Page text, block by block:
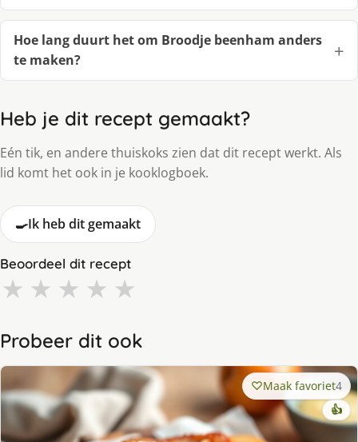
Hoe lang duurt het om Broodje beenham anders
te maken?
Heb je dit recept gemaakt?
Eén tik, en andere thuiskoks zien dat dit recept werkt. Als
lid komt het ook in je kooklogboek.
🍳Ik heb dit gemaakt
Beoordeel dit recept
★ ★ ★ ★ ★
Probeer dit ook
Maak favoriet4
👍